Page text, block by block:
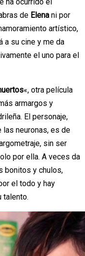
de Elena ni por
artístico,
a su cine y me da
el uno para el
«, otra película
armargos y
El personaje,
las neuronas, es de
sin ser
por ella. A veces da
bonitos y chulos,
el todo y hay
talento.